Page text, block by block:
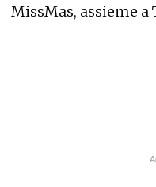
MissMas, assieme a